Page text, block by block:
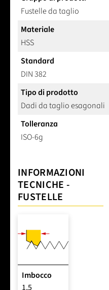
Fustelle da taglio
Materiale
HSS
Standard
DIN 382
Tipo di prodotto
Dadi da taglio esagonali
Tolleranza
ISO-6g
INFORMAZIONI
TECNICHE -
FUSTELLE
Imbocco
1,5